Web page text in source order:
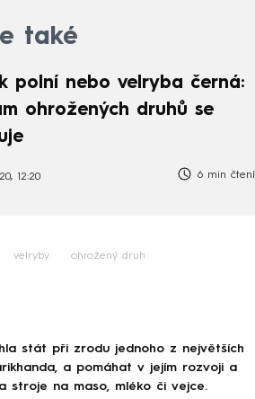
také
polní nebo velryba černá:
ohrožených druhů se
12:20 6 min čtení
velryby ohrožený druh
stát při zrodu jednoho z největších
a pomáhat v jejím rozvoji a
stroje na maso, mléko či vejce.